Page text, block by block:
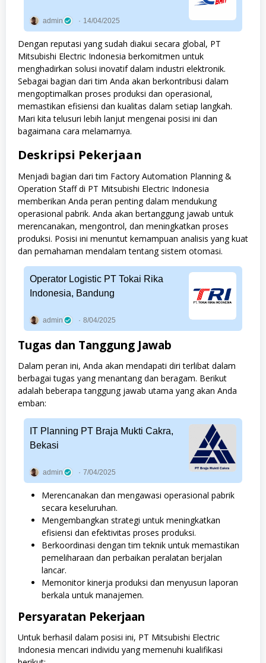
admin 14/04/2025
Dengan reputasi yang sudah diakui secara global, PT
Mitsubishi Electric Indonesia berkomitmen untuk
menghadirkan solusi inovatif dalam industri elektronik.
Sebagai bagian dari tim Anda akan berkontribusi dalam
mengoptimalkan proses produksi dan operasional,
memastikan efisiensi dan kualitas dalam setiap langkah.
Mari kita telusuri lebih lanjut mengenai posisi ini dan
bagaimana cara melamarnya.
Deskripsi Pekerjaan
Menjadi bagian dari tim Factory Automation Planning &
Operation Staff di PT Mitsubishi Electric Indonesia
memberikan Anda peran penting dalam mendukung
operasional pabrik. Anda akan bertanggung jawab untuk
merencanakan, mengontrol, dan meningkatkan proses
produksi. Posisi ini menuntut kemampuan analisis yang kuat
dan pemahaman mendalam tentang sistem otomasi.
Operator Logistic PT Tokai Rika
Indonesia, Bandung
admin 8/04/2025
Tugas dan Tanggung Jawab
Dalam peran ini, Anda akan mendapati diri terlibat dalam
berbagai tugas yang menantang dan beragam. Berikut
adalah beberapa tanggung jawab utama yang akan Anda
emban:
IT Planning PT Braja Mukti Cakra,
Bekasi
admin 7/04/2025
Merencanakan dan mengawasi operasional pabrik
secara keseluruhan.
Mengembangkan strategi untuk meningkatkan
efisiensi dan efektivitas proses produksi.
Berkoordinasi dengan tim teknik untuk memastikan
pemeliharaan dan perbaikan peralatan berjalan
lancar.
Memonitor kinerja produksi dan menyusun laporan
berkala untuk manajemen.
Persyaratan Pekerjaan
Untuk berhasil dalam posisi ini, PT Mitsubishi Electric
Indonesia mencari individu yang memenuhi kualifikasi